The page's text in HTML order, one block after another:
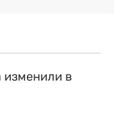
изменили в